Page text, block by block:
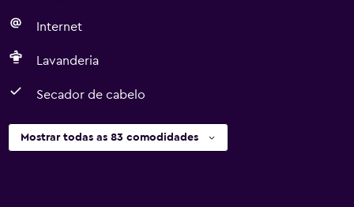
Internet
Lavanderia
Secador de cabelo
Mostrar todas as 83 comodidades